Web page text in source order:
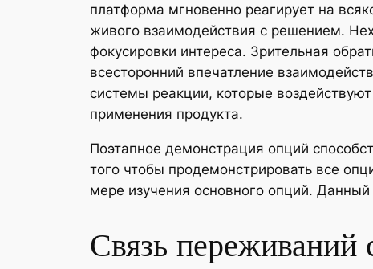
платформа мгновенно реагирует на
живого взаимодействия с решением.
фокусировки интереса. Зрительная
всесторонний впечатление
системы реакции, которые
применения продукта.
Поэтапное демонстрация опций
того чтобы продемонстрировать все
мере изучения основного опций.
Связь переживаний